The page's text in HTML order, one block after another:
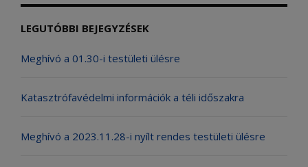
LEGUTÓBBI BEJEGYZÉSEK
Meghívó a 01.30-i testületi ülésre
Katasztrófavédelmi információk a téli időszakra
Meghívó a 2023.11.28-i nyílt rendes testületi ülésre